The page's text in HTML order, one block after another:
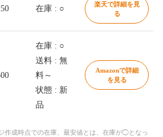
在庫 : ○
楽天で詳細を見
る
在庫 : ○
送料 : 無
料～
状態 : 新
品
Amazonで詳細
を見る
作成時点での在庫、最安値とは、在庫が◯となっ